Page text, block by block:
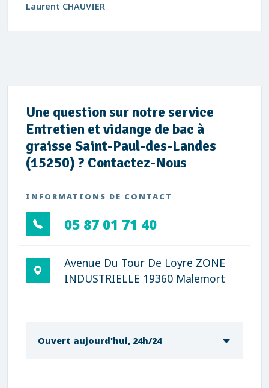
Laurent CHAUVIER
Une question sur notre service
Entretien et vidange de bac à
graisse Saint-Paul-des-Landes
(15250) ? Contactez-Nous
INFORMATIONS DE CONTACT
05 87 01 71 40
Avenue Du Tour De Loyre ZONE
INDUSTRIELLE 19360 Malemort
Ouvert aujourd'hui, 24h/24